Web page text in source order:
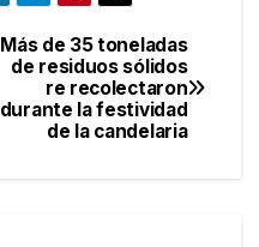
Más de 35 toneladas
de residuos sólidos
re recolectaron
durante la festividad
de la candelaria